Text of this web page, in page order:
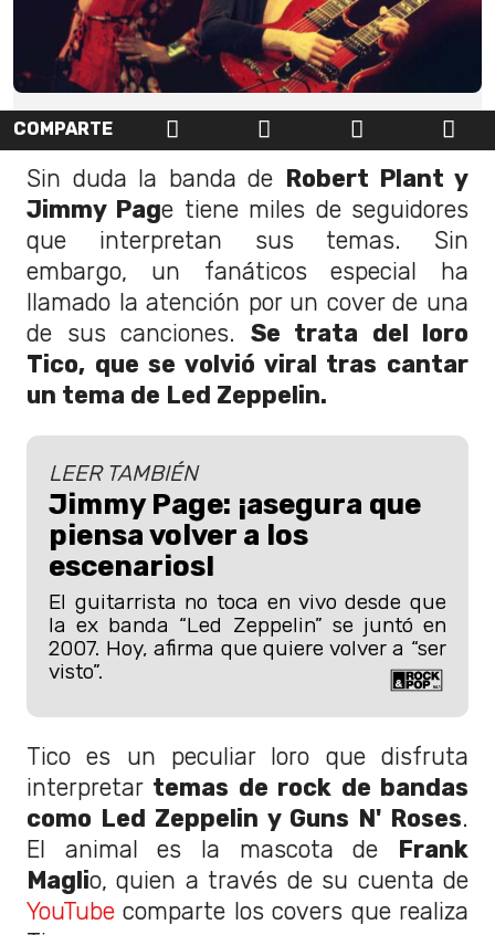
COMPARTE
Sin duda la banda de
Robert Plant y
Jimmy Page tiene miles de seguidores
que interpretan sus temas. Sin
embargo, un fanáticos especial ha
llamado la atención por un cover de una
de sus canciones. Se trata del loro
Tico, que se volvió viral tras cantar
un tema de Led Zeppelin.
LEER TAMBIÉN
Jimmy Page: ¡asegura que
piensa volver a los
escenarios!
El guitarrista no toca en vivo desde que
la ex banda “Led Zeppelin” se juntó en
2007. Hoy, afirma que quiere volver a “ser
visto”.
Tico es un peculiar loro que disfruta
interpretar temas de rock de bandas
como Led Zeppelin y Guns N' Roses.
El animal es la mascota de Frank
Maglio, quien a través de su cuenta de
YouTube comparte los covers que realiza